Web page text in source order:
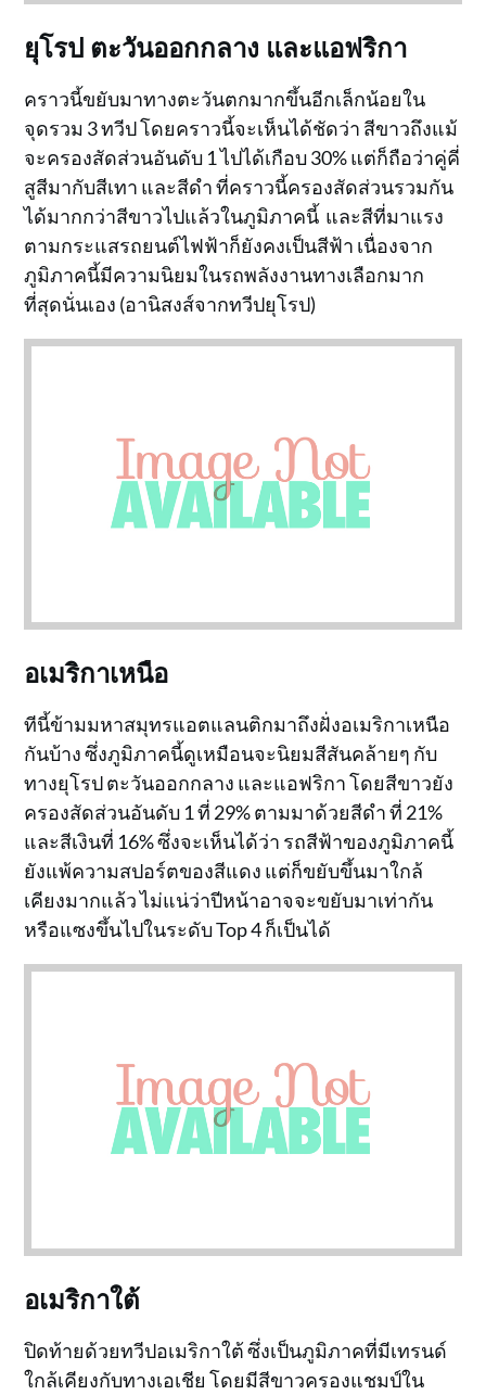
ยุโรป ตะวันออกกลาง และแอฟริกา
คราวนี้ขยับมาทางตะวันตกมากขึ้นอีกเล็กน้อยใน
จุดรวม 3 ทวีป โดยคราวนี้จะเห็นได้ชัดว่า สีขาวถึงแม้
จะครองสัดส่วนอันดับ 1 ไปได้เกือบ 30% แต่ก็ถือว่าคู่คี่
สูสีมากับสีเทา และสีดำ ที่คราวนี้ครองสัดส่วนรวมกัน
ได้มากกว่าสีขาวไปแล้วในภูมิภาคนี้ และสีที่มาแรง
ตามกระแสรถยนต์ไฟฟ้าก็ยังคงเป็นสีฟ้า เนื่องจาก
ภูมิภาคนี้มีความนิยมในรถพลังงานทางเลือกมาก
ที่สุดนั่นเอง (อานิสงส์จากทวีปยุโรป)
อเมริกาเหนือ
ทีนี้ข้ามมหาสมุทรแอตแลนติกมาถึงฝั่งอเมริกาเหนือ
กันบ้าง ซึ่งภูมิภาคนี้ดูเหมือนจะนิยมสีสันคล้ายๆ กับ
ทางยุโรป ตะวันออกกลาง และแอฟริกา โดยสีขาวยัง
ครองสัดส่วนอันดับ 1 ที่ 29% ตามมาด้วยสีดำ ที่ 21%
และสีเงินที่ 16% ซึ่งจะเห็นได้ว่า รถสีฟ้าของภูมิภาคนี้
ยังแพ้ความสปอร์ตของสีแดง แต่ก็ขยับขึ้นมาใกล้
เคียงมากแล้ว ไม่แน่ว่าปีหน้าอาจจะขยับมาเท่ากัน
หรือแซงขึ้นไปในระดับ Top 4 ก็เป็นได้
อเมริกาใต้
ปิดท้ายด้วยทวีปอเมริกาใต้ ซึ่งเป็นภูมิภาคที่มีเทรนด์
ใกล้เคียงกับทางเอเชีย โดยมีสีขาวครองแชมป์ใน